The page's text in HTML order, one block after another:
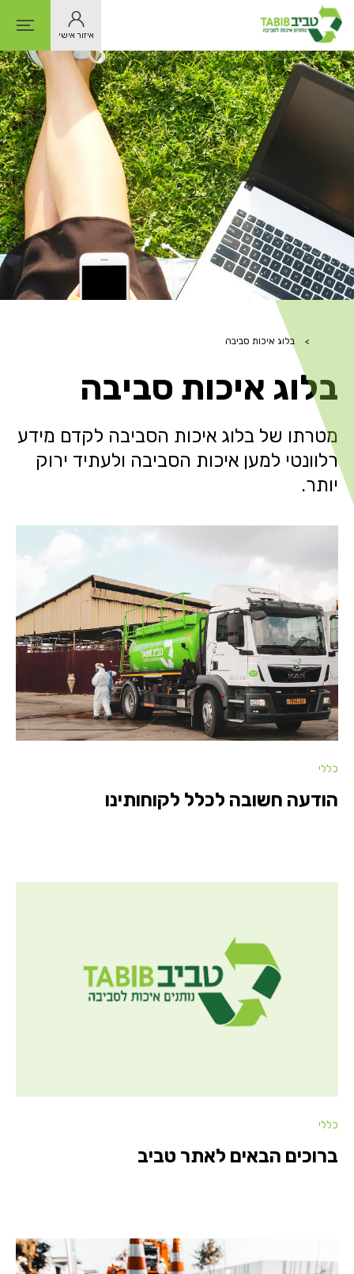
איזור אישי
> בלוג איכות סביבה
בלוג איכות סביבה
מטרתו של בלוג איכות הסביבה לקדם מידע
רלוונטי למען איכות הסביבה ולעתיד ירוק
יותר.
כללי
הודעה חשובה לכלל לקוחותינו
כללי
ברוכים הבאים לאתר טביב